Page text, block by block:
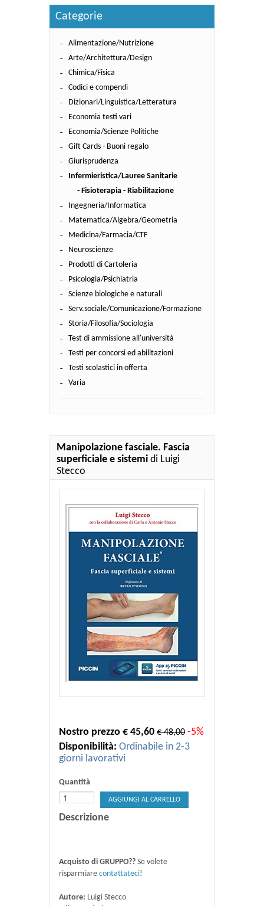
I nostri serviziCategorie
Alimentazione/Nutrizione
Arte/Architettura/Design
Chimica/Fisica
Codici e compendi
Dizionari/Linguistica/Letteratura
Economia testi vari
Economia/Scienze Politiche
Gift Cards - Buoni regalo
Giurisprudenza
Infermieristica/Lauree Sanitarie
- Fisioterapia - Riabilitazione
Ingegneria/Informatica
Matematica/Algebra/Geometria
Medicina/Farmacia/CTF
Neuroscienze
Prodotti di Cartoleria
Psicologia/Psichiatria
Scienze biologiche e naturali
Serv.sociale/Comunicazione/Formazione
Storia/Filosofia/Sociologia
Test di ammissione all'università
Testi per concorsi ed abilitazioni
Testi scolastici in offerta
Varia
Manipolazione fasciale. Fascia
superficiale e sistemi di Luigi
Stecco
Nostro prezzo € 45,60 € 48,00 -5%
Disponibilità: Ordinabile in 2-3
giorni lavorativi
Quantità
AGGIUNGI AL CARRELLO
Descrizione
Acquisto di GRUPPO?? Se volete
risparmiare contattateci!
Autore: Luigi Stecco